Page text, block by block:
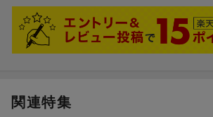
関連特集